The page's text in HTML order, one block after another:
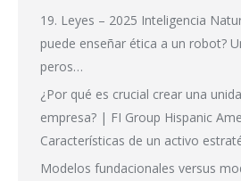
19. Leyes – 2025 Inteligencia
puede enseñar ética a un robot?
peros…
¿Por qué es crucial crear una
empresa? | FI Group Hispanic
Características de un activo
Modelos fundacionales versus